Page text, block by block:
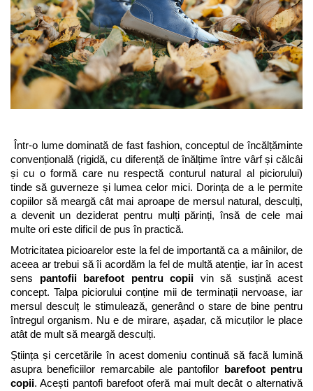
Șosete-pantofi
Reduceri
Reduceri
Într-o lume dominată de fast fashion, conceptul de încălțăminte
convențională (rigidă, cu diferență de înălțime între vârf și călcâi
și cu o formă care nu respectă conturul natural al piciorului)
tinde să guverneze și lumea celor mici. Dorința de a le permite
copiilor să meargă cât mai aproape de mersul natural, desculți,
a devenit un deziderat pentru mulți părinți, însă de cele mai
multe ori este dificil de pus în practică.
Motricitatea picioarelor este la fel de importantă ca a mâinilor, de
aceea ar trebui să îi acordăm la fel de multă atenție, iar în acest
sens pantofii barefoot pentru copii vin să susțină acest
concept. Talpa piciorului conține mii de terminații nervoase, iar
mersul desculț le stimulează, generând o stare de bine pentru
întregul organism. Nu e de mirare, așadar, că micuților le place
atât de mult să meargă desculți.
Știința și cercetările în acest domeniu continuă să facă lumină
asupra beneficiilor remarcabile ale pantofilor
barefoot pentru
copii. Acești pantofi barefoot oferă mai mult decât o alternativă